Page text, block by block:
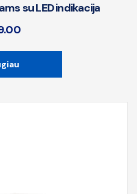
su LED indikacija